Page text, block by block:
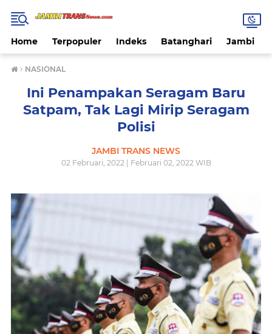
Home Terpopuler Indeks Batanghari Jambi
› NASIONAL
Ini Penampakan Seragam Baru
Satpam, Tak Lagi Mirip Seragam
Polisi
JAMBI TRANS NEWS
02 Februari, 2022 | Februari 02, 2022 WIB